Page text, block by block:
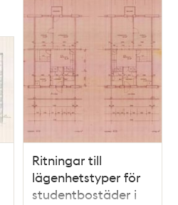
Ritningar till
lägenhetstyper för
studentbostäder i